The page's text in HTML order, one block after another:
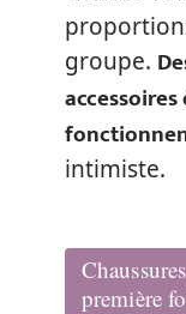
groupe.
intimiste.
première